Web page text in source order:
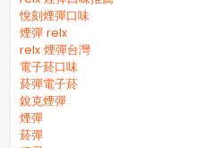
悅刻煙彈口味
煙彈 relx
relx 煙彈台灣
電子菸口味
菸彈電子菸
銳克煙彈
煙彈
菸彈